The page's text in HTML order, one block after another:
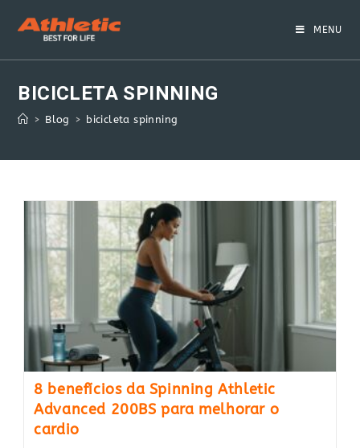
MENU
BICICLETA SPINNING
> Blog > bicicleta spinning
8 benefícios da Spinning Athletic
Advanced 200BS para melhorar o
cardio